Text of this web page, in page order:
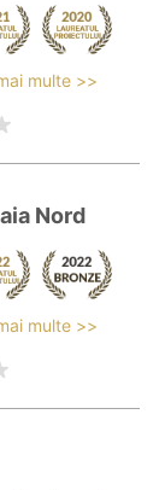
multe >>
Nord
multe >>